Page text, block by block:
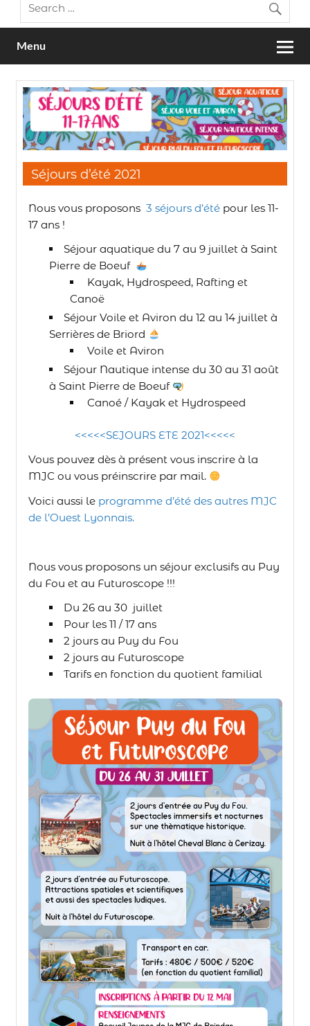
Menu
Séjours d’été 2021
Nous vous proposons 3 séjours d’étépour les 11-
17 ans !
Séjour aquatique du 7 au 9 juillet à Saint
Pierre de Boeuf
Kayak, Hydrospeed, Rafting et
Canoë
Séjour Voile et Aviron du 12 au 14 juillet à
Serrières de Briord
Voile et Aviron
Séjour Nautique intense du 30 au 31 août
à Saint Pierre de Boeuf
Canoé / Kayak et Hydrospeed
<<<<<SEJOURS ETE 2021<<<<<
Vous pouvez dès à présent vous inscrire à la
MJC ou vous préinscrire par mail.
Voici aussi leprogramme d’été des autres MJC
de l’Ouest Lyonnais.
Nous vous proposons un séjour exclusifs au Puy
du Fou et au Futuroscope !!!
Du 26 au 30 juillet
Pour les 11 / 17 ans
2 jours au Puy du Fou
2 jours au Futuroscope
Tarifs en fonction du quotient familial